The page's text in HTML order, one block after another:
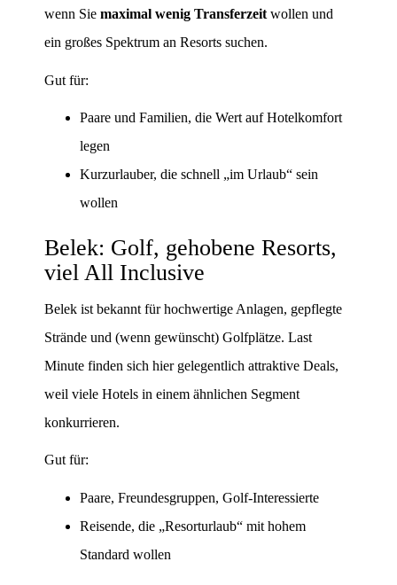
wenn Sie maximal wenig Transferzeit wollen und
ein großes Spektrum an Resorts suchen.
Gut für:
Paare und Familien, die Wert auf Hotelkomfort
legen
Kurzurlauber, die schnell „im Urlaub“ sein
wollen
Belek: Golf, gehobene Resorts,
viel All Inclusive
Belek ist bekannt für hochwertige Anlagen, gepflegte
Strände und (wenn gewünscht) Golfplätze. Last
Minute finden sich hier gelegentlich attraktive Deals,
weil viele Hotels in einem ähnlichen Segment
konkurrieren.
Gut für:
Paare, Freundesgruppen, Golf-Interessierte
Reisende, die „Resorturlaub“ mit hohem
Standard wollen